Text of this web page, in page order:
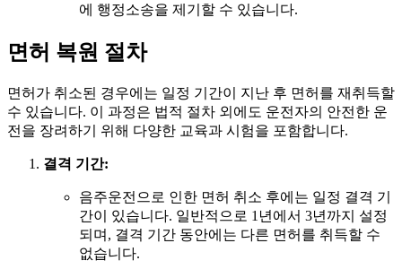
에 행정소송을 제기할 수 있습니다.
면허 복원 절차
면허가 취소된 경우에는 일정 기간이 지난 후 면허를 재취득할
수 있습니다. 이 과정은 법적 절차 외에도 운전자의 안전한 운
전을 장려하기 위해 다양한 교육과 시험을 포함합니다.
결격 기간:
음주운전으로 인한 면허 취소 후에는 일정 결격 기
간이 있습니다. 일반적으로 1년에서 3년까지 설정
되며, 결격 기간 동안에는 다른 면허를 취득할 수
없습니다.